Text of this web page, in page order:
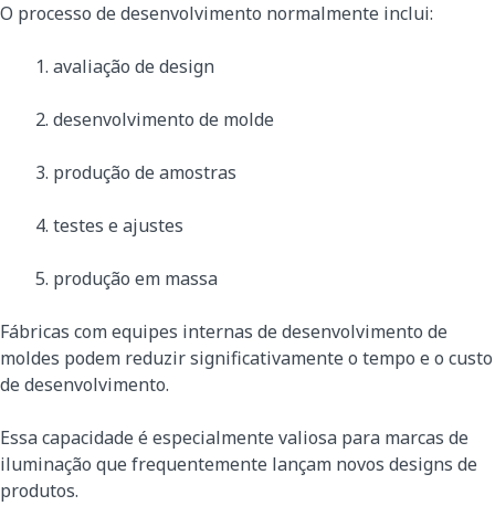
O processo de desenvolvimento normalmente inclui:
avaliação de design
desenvolvimento de molde
produção de amostras
testes e ajustes
produção em massa
Fábricas com equipes internas de desenvolvimento de
moldes podem reduzir significativamente o tempo e o custo
de desenvolvimento.
Essa capacidade é especialmente valiosa para marcas de
iluminação que frequentemente lançam novos designs de
produtos.